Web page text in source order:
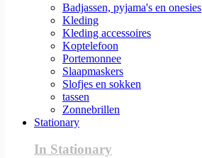
Badjassen, pyjama's en onesies
Kleding
Kleding accessoires
Koptelefoon
Portemonnee
Slaapmaskers
Slofjes en sokken
tassen
Zonnebrillen
Stationary
In Stationary